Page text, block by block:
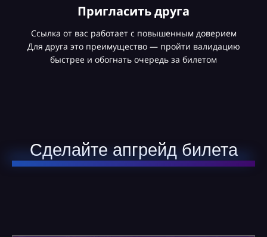
Пригласить друга
Ссылка от вас работает с повышенным доверием
Для друга это преимущество — пройти валидацию
быстрее и обогнать очередь за билетом
Сделайте апгрейд билета